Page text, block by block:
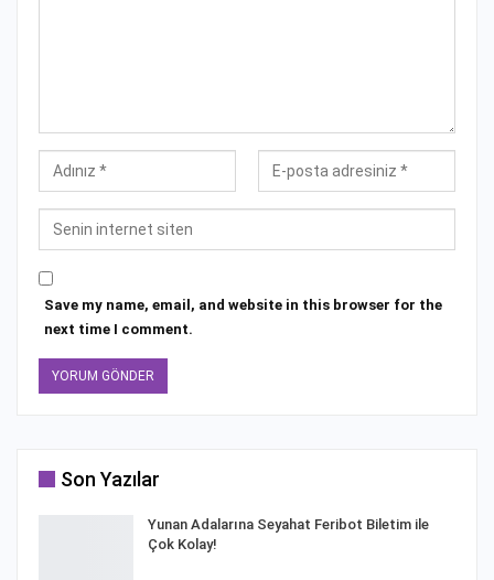
Save my name, email, and website in this browser for the
next time I comment.
Son Yazılar
Yunan Adalarına Seyahat Feribot Biletim ile
Çok Kolay!